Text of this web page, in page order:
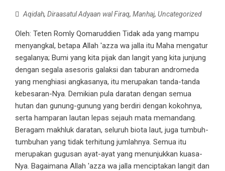
Aqidah, Diraasatul Adyaan wal Firaq, Manhaj, Uncategorized
Oleh: Teten Romly Qomaruddien Tidak ada yang mampu
menyangkal, betapa Allah 'azza wa jalla itu Maha mengatur
segalanya; Bumi yang kita pijak dan langit yang kita junjung
dengan segala asesoris galaksi dan taburan andromeda
yang menghiasi angkasanya, itu merupakan tanda-tanda
kebesaran-Nya. Demikian pula daratan dengan semua
hutan dan gunung-gunung yang berdiri dengan kokohnya,
serta hamparan lautan lepas sejauh mata memandang.
Beragam makhluk daratan, seluruh biota laut, juga tumbuh-
tumbuhan yang tidak terhitung jumlahnya. Semua itu
merupakan gugusan ayat-ayat yang menunjukkan kuasa-
Nya. Bagaimana Allah 'azza wa jalla menciptakan langit dan